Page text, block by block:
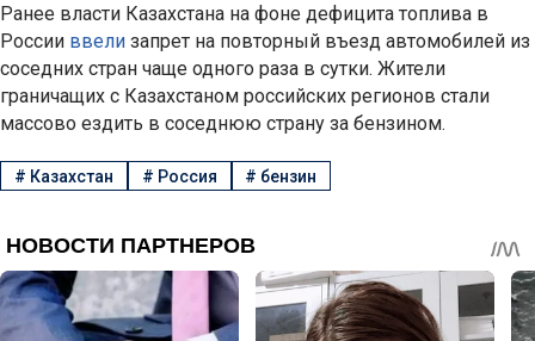
Ранее власти Казахстана на фоне дефицита топлива в
России ввели запрет на повторный въезд автомобилей из
соседних стран чаще одного раза в сутки. Жители
граничащих с Казахстаном российских регионов стали
массово ездить в соседнюю страну за бензином.
# Казахстан # Россия # бензин